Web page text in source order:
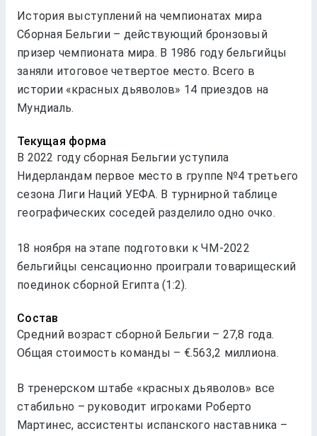
История выступлений на чемпионатах мира
Сборная Бельгии – действующий бронзовый
призер чемпионата мира. В 1986 году бельгийцы
заняли итоговое четвертое место. Всего в
истории «красных дьяволов» 14 приездов на
Мундиаль.
Текущая форма
В 2022 году сборная Бельгии уступила
Нидерландам первое место в группе №4 третьего
сезона Лиги Наций УЕФА. В турнирной таблице
географических соседей разделило одно очко.
18 ноября на этапе подготовки к ЧМ-2022
бельгийцы сенсационно проиграли товарищеский
поединок сборной Египта (1:2).
Состав
Средний возраст сборной Бельгии – 27,8 года.
Общая стоимость команды – €.563,2 миллиона.
В тренерском штабе «красных дьяволов» все
стабильно – руководит игроками Роберто
Мартинес, ассистенты испанского наставника –